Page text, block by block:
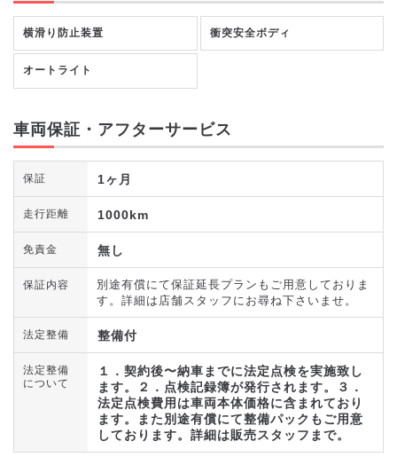
横滑り防止装置 衝突安全ボディ
オートライト
車両保証・アフターサービス
保証 1ヶ月
走行距離 1000km
免責金 無し
保証内容
別途有償にて保証延長プランもご用意しておりま
す。詳細は店舗スタッフにお尋ね下さいませ。
法定整備 整備付
法定整備
について
１．契約後〜納車までに法定点検を実施致し
ます。２．点検記録簿が発行されます。３．
法定点検費用は車両本体価格に含まれており
ます。また別途有償にて整備パックもご用意
しております。詳細は販売スタッフまで。